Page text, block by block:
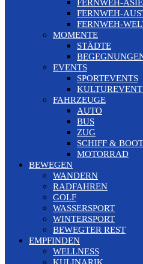
FERNWEH-
FERNWEH-
FERNWEH-
MOMENTE
STÄDTE
EVENTS
SPORTEVENTS
FAHRZEUGE
AUTO
BUS
ZUG
SCHIFF & BOOT
MOTORRAD
BEWEGEN
WANDERN
RADFAHREN
GOLF
WASSERSPORT
WINTERSPORT
BEWEGTER REST
EMPFINDEN
WELLNESS
KULINARIK